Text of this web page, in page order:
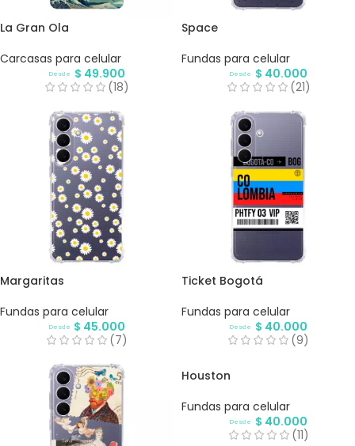
La Gran Ola
Carcasas para celular
Desde $ 49.900
(18)
Space
Fundas para celular
Desde $ 40.000
(21)
Margaritas
Fundas para celular
Desde $ 45.000
(7)
Ticket Bogotá
Fundas para celular
Desde $ 40.000
(9)
Houston
Fundas para celular
Desde $ 40.000
(11)